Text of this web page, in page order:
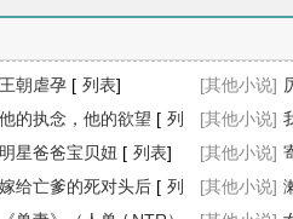
王朝虐孕 [ 列表] [其他小说]
他的执念，他的欲望 [ 列
[其他小说]
表]
明星爸爸宝贝妞 [ 列表] [其他小说]
表]
嫁给亡爹的死对头后 [ 列
[其他小说]